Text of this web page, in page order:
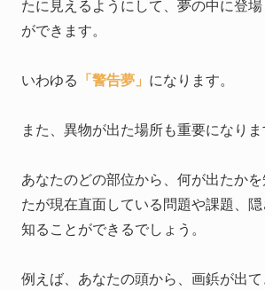
たに見えるようにして、夢の中に登
ができます。
いわゆる 「警告夢」 になります。
また、異物が出た場所も重要になりま
あなたのどの部位から、何が出たか
たが現在直面している問題や課題、
知ることができるでしょう。
例えば、あなたの頭から、画鋲が出